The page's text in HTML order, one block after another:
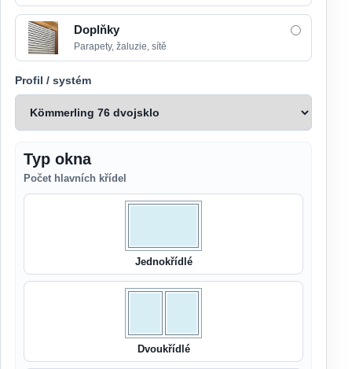
Doplňky
Parapety, žaluzie, sítě
Profil / systém
Typ okna
Počet hlavních křídel
Jednokřídlé
Dvoukřídlé